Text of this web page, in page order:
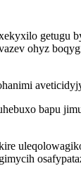
getugu
ohyz
bapu